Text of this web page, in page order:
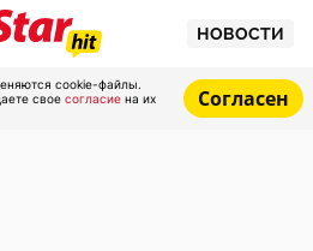
НОВОСТИ
cookie-файлы.
свое согласие на их
Согласен